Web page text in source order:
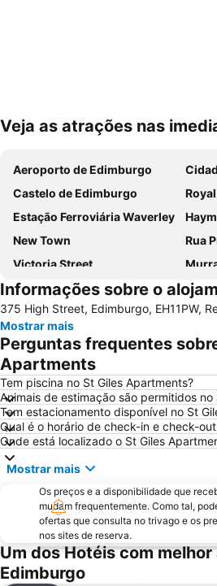
Ampliar mapa
Veja as atrações nas
Aeroporto de Edimburgo
Castelo de Edimburgo
Estação Ferroviária Waverley
New Town
Rua
Victoria Street
Grassmarket
Galeria Nacional da Escócia
Leith
City Art Centre
The
St James Quarter
The Witchery by the Castle
Scott Monument
Stockbridge
Greyfriars Kirk
Braid Hills
Edinburgh Zoo
University of Edinburgh
Rose Street
EICC
Royal Terrace Gardens
Informações sobre o
375 High Street, Edimburgo, EH11PW,
Mostrar mais
Perguntas frequentes
Apartments
Tem piscina no St Giles Apartments?
Animais de estimação são permitidos no
Tem estacionamento disponível no St
Qual é o horário de check-in e check-
Onde está localizado o St Giles
Mostrar mais
Os preços e a disponibilidade que
mudam frequentemente. Como tal,
ofertas que consulta no trivago e os
nos sites de reserva.
Um dos Hotéis com
Edimburgo